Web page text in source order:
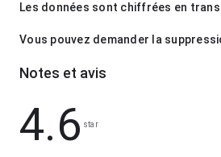
Les données sont chiffrées en
Vous pouvez demander la
Notes et avis
4.6 star